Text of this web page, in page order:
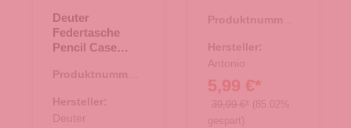
Deuter
Federtasche
Pencil Case
hain
Produktnummer:
Hersteller:
Deuter
Produktnummer:
Hersteller:
Antonio
5,99 €*
39,99 €* (85.02%
gespart)